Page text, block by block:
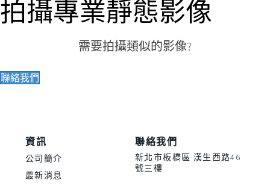
拍攝專業靜態影像
需要拍攝類似的影像?
聯絡我們
資訊
公司簡介
最新消息
聯絡我們
新北市板橋區 漢生西路46
號三樓